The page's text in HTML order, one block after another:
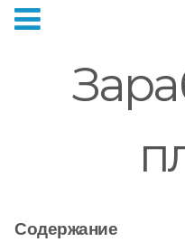
Содержание